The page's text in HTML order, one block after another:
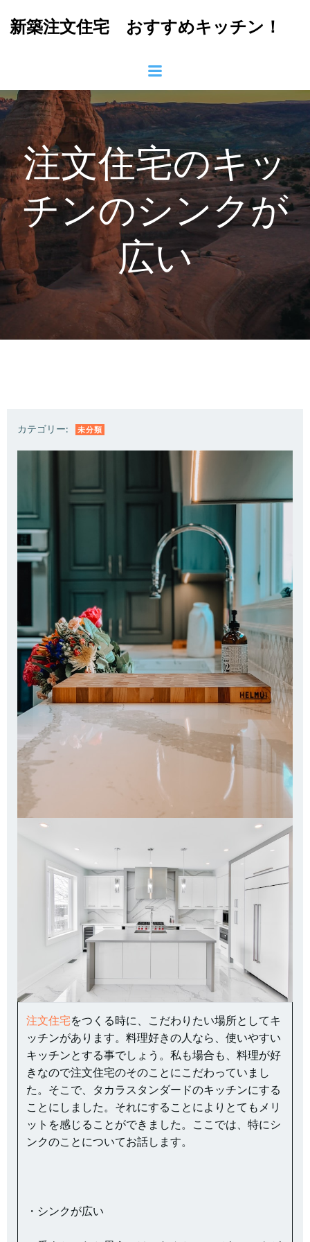
ン
ツ
へ
ス
キ
プ
新築注文住宅 おすすめキッチン！
注文住宅のキッ
チンのシンクが
広い
カテゴリー: 未分類
注文住宅をつくる時に、こだわりたい場所としてキ
ッチンがあります。料理好きの人なら、使いやすい
キッチンとする事でしょう。私も場合も、料理が好
きなので注文住宅のそのことにこだわっていまし
た。そこで、タカラスタンダードのキッチンにする
ことにしました。それにすることによりとてもメリ
ットを感じることができました。ここでは、特にシ
ンクのことについてお話します。
・シンクが広い